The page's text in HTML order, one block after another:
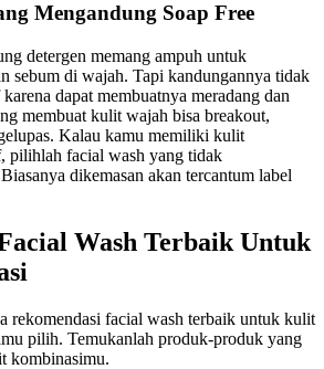
Mengandung Soap Free
detergen memang ampuh untuk
sebum di wajah. Tapi kandungannya tidak
dapat membuatnya meradang dan
membuat kulit wajah bisa breakout,
Kalau kamu memiliki kulit
pilihlah facial wash yang tidak
dikemasan akan tercantum label
Wash Terbaik Untuk
rekomendasi facial wash terbaik untuk kulit
pilih. Temukanlah produk-produk yang
kombinasimu.